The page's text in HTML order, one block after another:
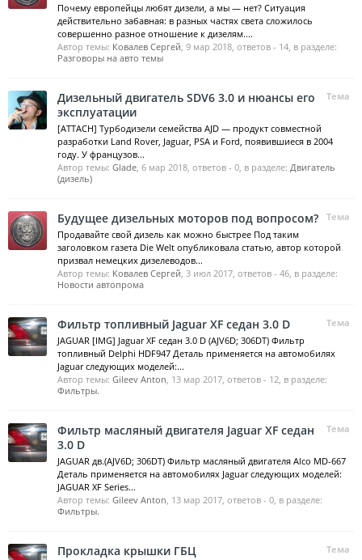
Почему европейцы любят дизели, а мы — нет? Ситуация
действительно забавная: в разных частях света сложилось
совершенно разное отношение к дизелям....
Автор темы: Ковалев Сергей, 9 мар 2018, ответов - 14, в разделе:
Разговоры на авто темы
Тема
Дизельный двигатель SDV6 3.0 и нюансы его
эксплуатации
[ATTACH] Турбодизели семейства AJD — продукт совместной
разработки Land Rover, Jaguar, PSA и Ford, появившиеся в 2004
году. У французов...
Автор темы: Glade, 6 мар 2018, ответов - 0, в разделе: Двигатель
(дизель)
Тема
Будущее дизельных моторов под вопросом?
Продавайте свой дизель как можно быстрее Под таким
заголовком газета Die Welt опубликовала статью, автор которой
призвал немецких дизелеводов...
Автор темы: Ковалев Сергей, 3 июл 2017, ответов - 46, в разделе:
Новости автопрома
Тема
Фильтр топливный Jaguar XF седан 3.0 D
JAGUAR [IMG] Jaguar XF седан 3.0 D (AJV6D; 306DT) Фильтр
топливный Delphi HDF947 Деталь применяется на автомобилях
Jaguar следующих моделей:...
Автор темы: Gileev Anton, 13 мар 2017, ответов - 12, в разделе:
Фильтры.
Тема
Фильтр масляный двигателя Jaguar XF седан
3.0 D
JAGUAR дв.(AJV6D; 306DT) Фильтр масляный двигателя Alco MD-667
Деталь применяется на автомобилях Jaguar следующих моделей:
JAGUAR XF Series...
Автор темы: Gileev Anton, 13 мар 2017, ответов - 0, в разделе:
Фильтры.
Тема
Прокладка крышки ГБЦ